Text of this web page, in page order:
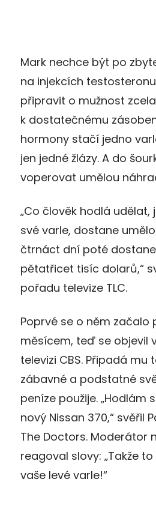
Mark nechce být po
na injekcích
připravit o mužnost
k dostatečnému
hormony stačí jedno
jen jedné žlázy. A do
voperovat umělou
„Co člověk hodlá udělat,
své varle, dostane
čtrnáct dní poté
pětatřicet tisíc dolarů,“
pořadu televize TLC.
Poprvé se o něm začalo
měsícem, teď se objevil
televizi CBS. Připadá mu
zábavné a podstatné
peníze použije. „Hodlám
nový Nissan 370,“ svěřil
The Doctors. Moderátor
reagoval slovy: „Takže
vaše levé varle!“